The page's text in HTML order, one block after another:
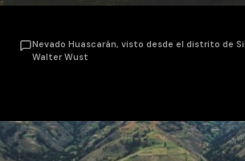
Nevado Huascarán, visto desde el distrito de
Walter Wust